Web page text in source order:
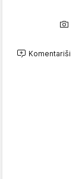
Komentariši